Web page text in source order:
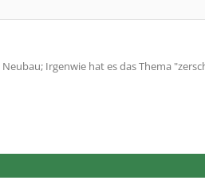
Irgenwie hat es das Thema